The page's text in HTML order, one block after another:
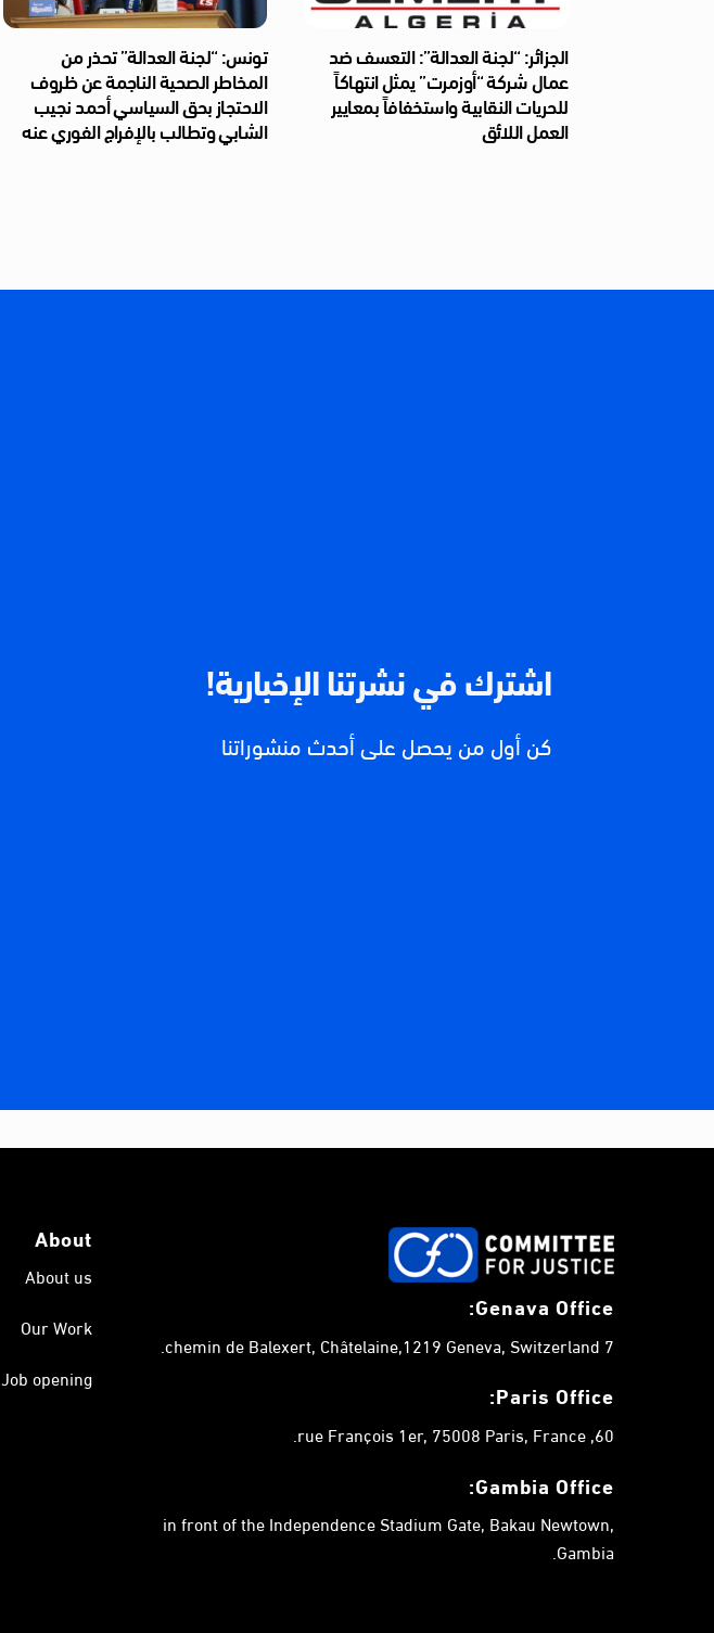
الجزائر: “لجنة العدالة”: التعسف ضد
عمال شركة “أوزمرت” يمثل انتهاكاً
للحريات النقابية واستخفافاً بمعايير
العمل اللائق
تونس: “لجنة العدالة” تحذر من
المخاطر الصحية الناجمة عن ظروف
الاحتجاز بحق السياسي أحمد نجيب
الشابي وتطالب بالإفراج الفوري عنه
اشترك في نشرتنا الإخبارية!
كن أول من يحصل على أحدث منشوراتنا
Genava Office:
7 chemin de Balexert, Châtelaine,1219 Geneva, Switzerland.
Paris Office:
60, rue François 1er, 75008 Paris, France.
Gambia Office:
in front of the Independence Stadium Gate, Bakau Newtown,
Gambia.
About
About us
Our Work
Job opening